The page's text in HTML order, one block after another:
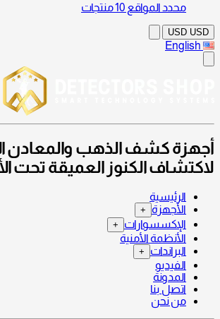
محدد المواقع 10 منتجات
USD USD
English
أجهزة كشف الذهب والمعادن
لاكتشاف الكنوز العميقة تحت
الرئيسية
الأجهزة +
الإكسسوارات +
الأنظمة الأمنية
البراندات
+
الفيديو
المدونة
اتصل بنا
من نحن